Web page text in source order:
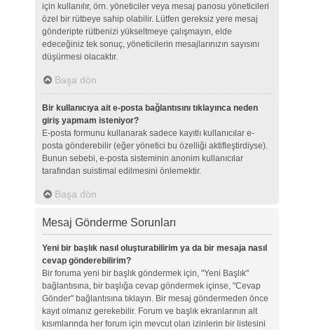
için kullanılır, örn. yöneticiler veya mesaj panosu yöneticileri
özel bir rütbeye sahip olabilir. Lütfen gereksiz yere mesaj
gönderipte rütbenizi yükseltmeye çalışmayın, elde
edeceğiniz tek sonuç, yöneticilerin mesajlarınızın sayısını
düşürmesi olacaktır.
Başa dön
Bir kullanıcıya ait e-posta bağlantısını tıklayınca neden
giriş yapmam isteniyor?
E-posta formunu kullanarak sadece kayıtlı kullanıcılar e-
posta gönderebilir (eğer yönetici bu özelliği aktifleştirdiyse).
Bunun sebebi, e-posta sisteminin anonim kullanıcılar
tarafından suistimal edilmesini önlemektir.
Başa dön
Mesaj Gönderme Sorunları
Yeni bir başlık nasıl oluşturabilirim ya da bir mesaja nasıl
cevap gönderebilirim?
Bir foruma yeni bir başlık göndermek için, "Yeni Başlık"
bağlantısına, bir başlığa cevap göndermek içinse, "Cevap
Gönder" bağlantısına tıklayın. Bir mesaj göndermeden önce
kayıt olmanız gerekebilir. Forum ve başlık ekranlarının alt
kısımlarında her forum için mevcut olan izinlerin bir listesini